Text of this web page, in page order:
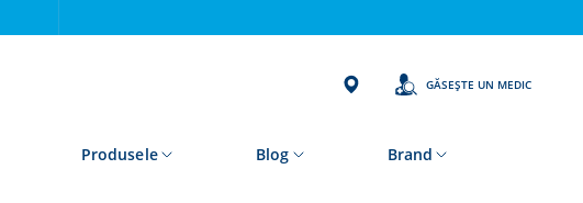
GĂSEȘTE UN MEDIC
Produsele Blog Brand